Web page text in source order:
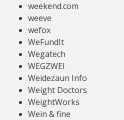
weekend.com
weeve
wefox
WeFundIt
Wegatech
WEGZWEI
Weidezaun Info
Weight Doctors
WeightWorks
Wein & fine